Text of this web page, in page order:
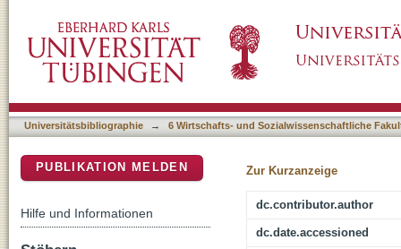
in Baden-Württemberg; zwischen
Praxis
Universitätsbibliographie → 6 Wirtschafts- und Sozialwissenschaftliche
Zur Kurzanzeige
dc.contributor.author
dc.date.accessioned
PUBLIKATION MELDEN
Hilfe und Informationen